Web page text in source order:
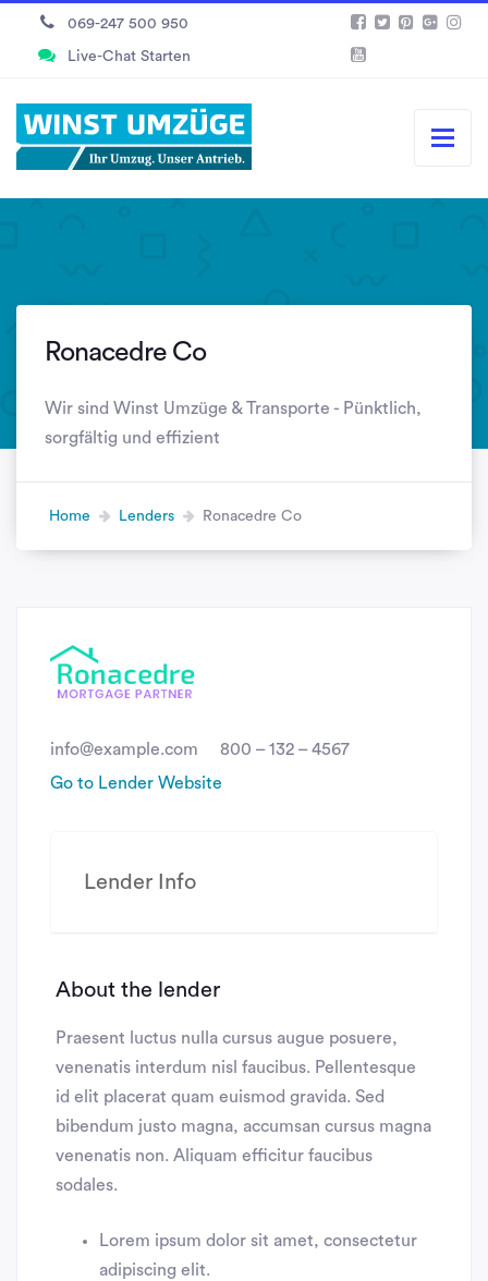
069-247 500 950
Live-Chat Starten
Ronacedre Co
Wir sind Winst Umzüge & Transporte - Pünktlich,
sorgfältig und effizient
Home Lenders Ronacedre Co
info@example.com
800 – 132 – 4567
Go to Lender Website
Lender Info
About the lender
Praesent luctus nulla cursus augue posuere,
venenatis interdum nisl faucibus. Pellentesque
id elit placerat quam euismod gravida. Sed
bibendum justo magna, accumsan cursus magna
venenatis non. Aliquam efficitur faucibus
sodales.
Lorem ipsum dolor sit amet, consectetur
adipiscing elit.